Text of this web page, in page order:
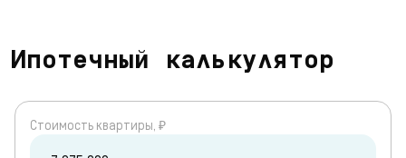
Ипотечный калькулятор
Cтоимость квартиры, ₽